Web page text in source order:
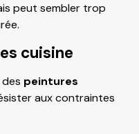
peut sembler trop
cuisine
peintures
aux contraintes